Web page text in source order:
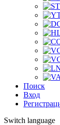
Поиск
Вход
Switch language